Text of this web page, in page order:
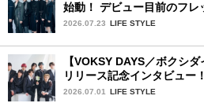
始動！ デビュー目前のフレ
ュー。7人の魅力に迫ります♪
2026.07.23 LIFE STYLE
【VOKSY DAYS／ボクシ
リリース記念インタビュー
うなアルバム」
2026.07.01 LIFE STYLE